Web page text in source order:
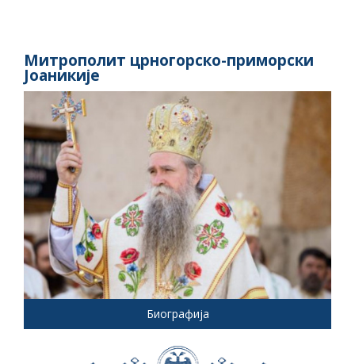
Митрополит црногорско-приморски
Јоаникије
Биографија